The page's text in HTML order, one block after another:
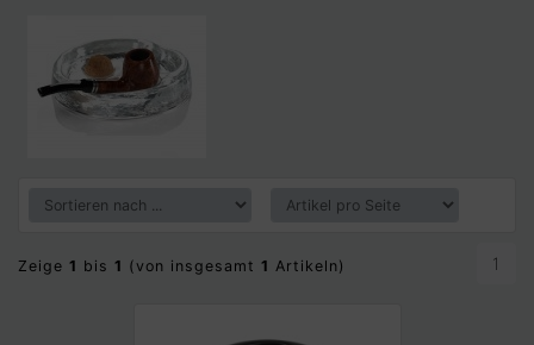
Zeige 1 bis 1 (von insgesamt 1 Artikeln) 1